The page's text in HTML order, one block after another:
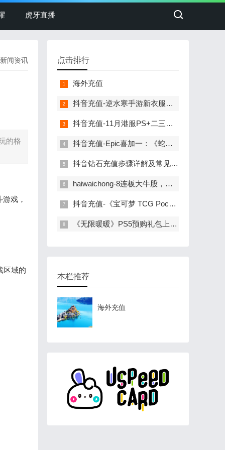
虎牙直播
新闻资讯
的格
戏，
区域的
点击排行
海外充值
抖音充值-逆水寒手游新衣服刚上线销冠就重拳出击！圈外人最喜欢看的一集！
抖音充值-11月港服PS+二三档会免公布！消光2、如龙维新极等
抖音充值-Epic喜加一：《蛇鸟：完整版》免费领取
抖音钻石充值步骤详解及常见问题解答
haiwaichong-8连板大牛股，遭证监会立案调查！
抖音充值-《宝可梦 TCG Pocket》更新计划：将推出交换功能
《无限暖暖》PS5预购礼包上架：国服售价68元，小陪伴充值更添乐趣
本栏推荐
海外充值